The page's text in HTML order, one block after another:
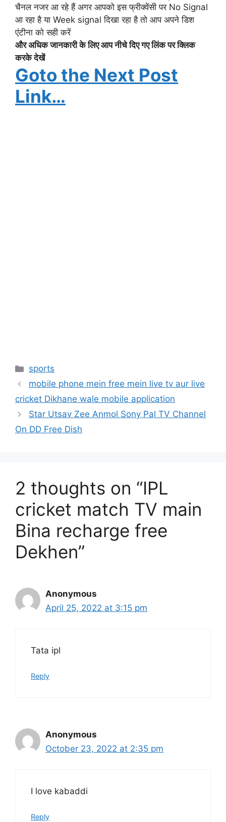
चैनल नजर आ रहे हैं अगर आपको इस फ्रीक्वेंसी पर No Signal
आ रहा है या Week signal दिखा रहा है तो आप अपने डिश
एंटीना को सही करें
और अधिक जानकारी के लिए आप नीचे दिए गए लिंक पर क्लिक
करके देखें
Goto the Next Post
Link…
Categories
sports
mobile phone mein free mein live tv aur live
cricket Dikhane wale mobile application
Star Utsav Zee Anmol Sony Pal TV Channel
On DD Free Dish
2 thoughts on “IPL
cricket match TV main
Bina recharge free
Dekhen”
Anonymous
April 25, 2022 at 3:15 pm
Tata ipl
Reply
Anonymous
October 23, 2022 at 2:35 pm
I love kabaddi
Reply